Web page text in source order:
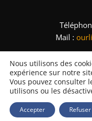
Mail :
GSO – Tous droits
–
Nous utilisons des
expérience sur notre
Vous pouvez consulter
utilisons ou les
Accepter Refuser